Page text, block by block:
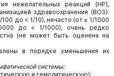
нежелательных реакций (НР),
здравоохранения (ВОЗ):
до < 1/10), нечасто (от ≥ 1/1000
до < 1/1000), очень редко
(не может быть оценена на
в порядке уменьшения их
системы:
и гемолитическую);